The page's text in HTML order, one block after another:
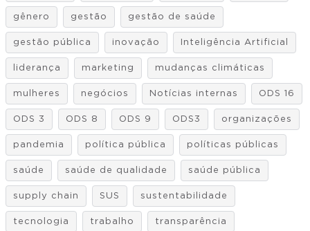
gênero gestão gestão de saúde
gestão pública inovação Inteligência Artificial
liderança marketing mudanças climáticas
mulheres negócios Notícias internas ODS 16
ODS 3 ODS 8 ODS 9 ODS3 organizações
pandemia política pública políticas públicas
saúde saúde de qualidade saúde pública
supply chain SUS sustentabilidade
tecnologia trabalho transparência